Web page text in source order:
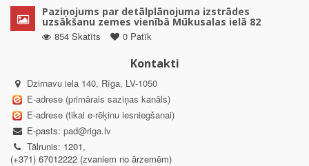
Paziņojums par detālplānojuma izstrādes
uzsākšanu zemes vienībā Mūkusalas ielā 82
854 Skatīts
0 Patīk
Kontakti
Dzirnavu iela 140, Rīga, LV-1050
E-adrese (primārais saziņas kanāls)
E-adrese (tikai e-rēķinu iesniegšanai)
E-pasts: pad@riga.lv
Tālrunis: 1201,
(+371) 67012222 (zvaniem no ārzemēm)